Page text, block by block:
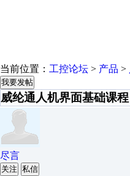
当前位置： 工控论坛 > 产品 >
我要发帖
威纶通人机界面基础课程
尽言
关注 私信